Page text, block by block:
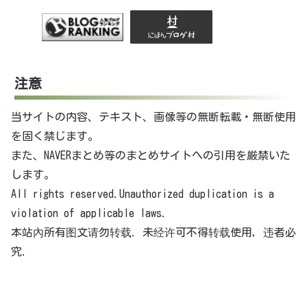
注意
当サイトの内容、テキスト、画像等の無断転載・無断使用
を固く禁じます。
また、NAVERまとめ等のまとめサイトへの引用を厳禁いた
します。
All rights reserved.Unauthorized duplication is a
violation of applicable laws.
本站內所有图文请勿转载. 未经许可不得转载使用，违者必
究.